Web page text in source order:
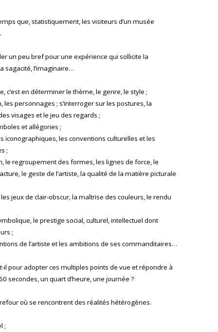
que, statistiquement, les visiteurs d’un musée
un peu bref pour une expérience qui sollicite la
sagacité, l’imaginaire…
c’est en déterminer le thème, le genre, le style ;
les personnages ; s’interroger sur les postures, la
visages et le jeu des regards ;
et allégories ;
iconographiques, les conventions culturelles et les
;
le regroupement des formes, les lignes de force, le
le geste de l’artiste, la qualité de la matière picturale
jeux de clair-obscur, la maîtrise des couleurs, le rendu
le prestige social, culturel, intellectuel dont
;
de l’artiste et les ambitions de ses commanditaires…
pour adopter ces multiples points de vue et répondre à
secondes, un quart d’heure, une journée ?
où se rencontrent des réalités hétérogènes.
;